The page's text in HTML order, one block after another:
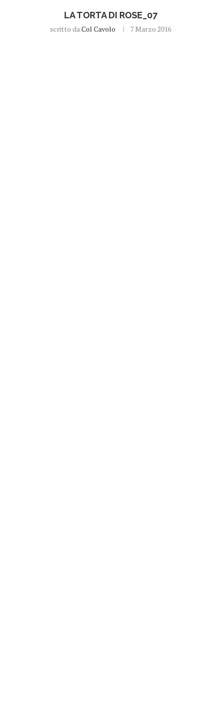
LA TORTA DI ROSE_07
scritto daCol Cavolo 7 Marzo 2016